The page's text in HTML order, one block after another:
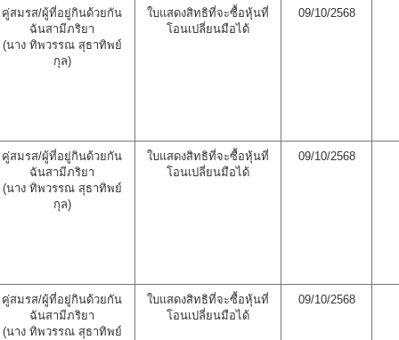
คู่สมรส/ผู้ที่อยู่กินด้วยกัน
ฉันสามีภริยา
(นาง ทิพวรรณ สุธาทิพย์
กุล)
ใบแสดงสิทธิที่จะซื้อหุ้นที่
โอนเปลี่ยนมือได้
09/10/2568
คู่สมรส/ผู้ที่อยู่กินด้วยกัน
ฉันสามีภริยา
(นาง ทิพวรรณ สุธาทิพย์
กุล)
ใบแสดงสิทธิที่จะซื้อหุ้นที่
โอนเปลี่ยนมือได้
09/10/2568
คู่สมรส/ผู้ที่อยู่กินด้วยกัน
ฉันสามีภริยา
(นาง ทิพวรรณ สุธาทิพย์
ใบแสดงสิทธิที่จะซื้อหุ้นที่
โอนเปลี่ยนมือได้
09/10/2568